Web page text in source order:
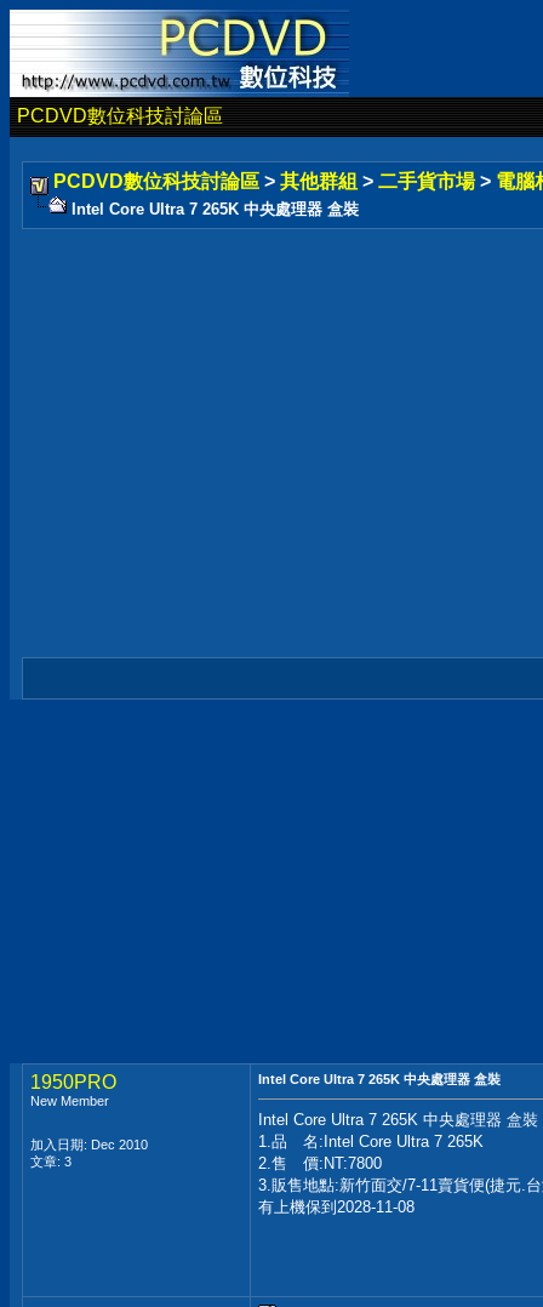
PCDVD數位科技討論區
PCDVD數位科技討論區 > 其他群組 > 二手貨市場 > 電腦
Intel Core Ultra 7 265K 中央處理器 盒裝
1950PRO
New Member
加入日期: Dec 2010
文章: 3
Intel Core Ultra 7 265K 中央處理器 盒裝
Intel Core Ultra 7 265K 中央處理器 盒裝
1.品 名:Intel Core Ultra 7 265K
2.售 價:NT:7800
3.販售地點:新竹面交/7-11賣貨便(捷元.
有上機保到2028-11-08